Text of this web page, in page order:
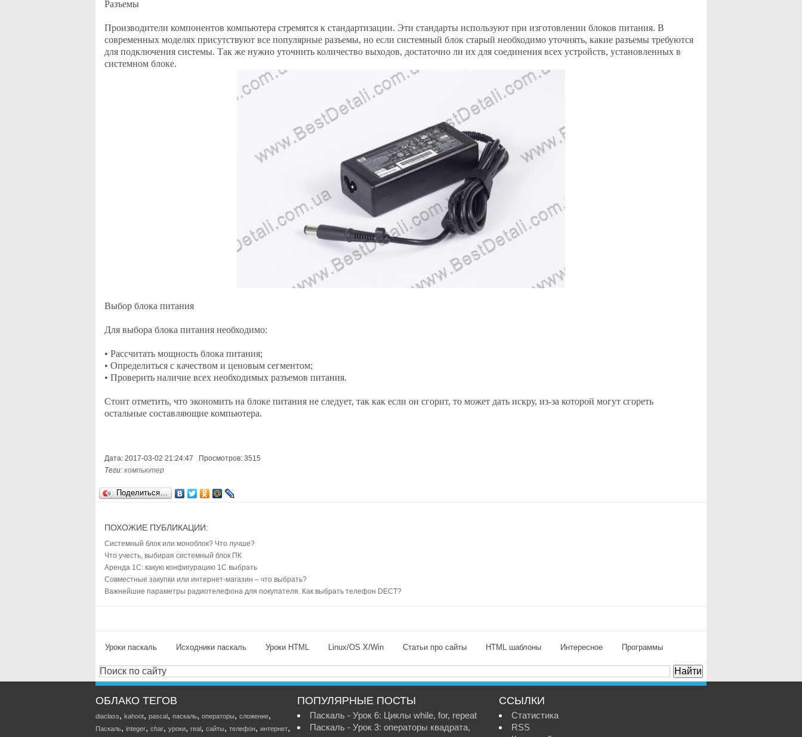
Разъемы
Производители компонентов компьютера стремятся к стандартизации. Эти стандарты используют при изготовлении блоков питания. В
современных моделях присутствуют все популярные разъемы, но если системный блок старый необходимо уточнять, какие разъемы требуются
для подключения системы. Так же нужно уточнить количество выходов, достаточно ли их для соединения всех устройств, установленных в
системном блоке.
Выбор блока питания
Для выбора блока питания необходимо:
• Рассчитать мощность блока питания;
• Определиться с качеством и ценовым сегментом;
• Проверить наличие всех необходимых разъемов питания.
Стоит отметить, что экономить на блоке питания не следует, так как если он сгорит, то может дать искру, из-за которой могут сгореть
остальные составляющие компьютера.
Дата: 2017-03-02 21:24:47 Просмотров: 3515
Теги: компьютер
Поделиться…
ПОХОЖИЕ ПУБЛИКАЦИИ:
Системный блок или моноблок? Что лучше?
Что учесть, выбирая системный блок ПК
Аренда 1С: какую конфигурацию 1С выбрать
Совместные закупки или интернет-магазин – что выбрать?
Важнейшие параметры радиотелефона для покупателя. Как выбрать телефон DECT?
Уроки паскаль Исходники паскаль Уроки HTML Linux/OS X/Win Статьи про сайты HTML шаблоны Интересное Программы
ОБЛАКО ТЕГОВ
diaclass, kahoot, pascal , паскаль, операторы, сложение,
Паскаль, integer, char, уроки, real , сайты, телефон, интернет,
ПОПУЛЯРНЫЕ ПОСТЫ
Паскаль - Урок 6: Циклы while, for, repeat
Паскаль - Урок 3: операторы квадрата,
ССЫЛКИ
Статистика
RSS